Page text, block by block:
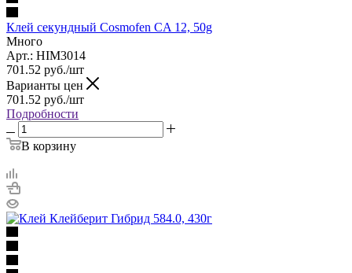
Клей секундный Cosmofen CA 12, 50g
Много
Арт.: HIM3014
701.52 руб./шт
Варианты цен
701.52 руб./шт
Подробности
В корзину